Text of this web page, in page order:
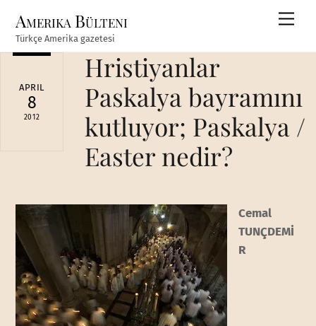
content
Amerika Bülteni
Türkçe Amerika gazetesi
APRIL
8
2012
Hristiyanlar
Paskalya bayramını
kutluyor; Paskalya /
Easter nedir?
Cemal
TUNÇDEMİ
R